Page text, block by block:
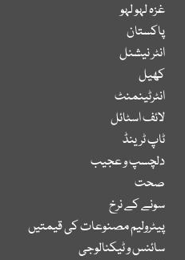
غزہ لہو لہو
پاکستان
انٹر نیشنل
کھیل
انٹرٹینمنٹ
لائف اسٹائل
ٹاپ ٹرینڈ
دلچسپ و عجیب
صحت
سونے کے نرخ
پیٹرولیم مصنوعات کی قیمتیں
سائنس و ٹیکنالوجی